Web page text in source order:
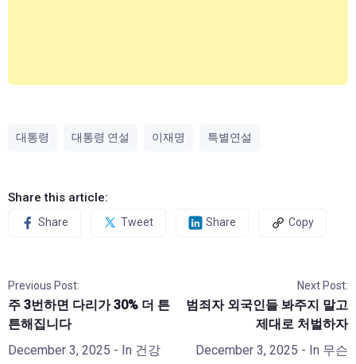
대통령 대통령 연설 이재명 특별연설
Share this article:
Share Tweet Share Copy
Previous Post:
주 3번하면 다리가 30% 더 튼
튼해집니다
December 3, 2025 - In 건강
Next Post:
범죄자 외국인들 봐주지 말고
제대로 처벌하자
December 3, 2025 - In 무슨